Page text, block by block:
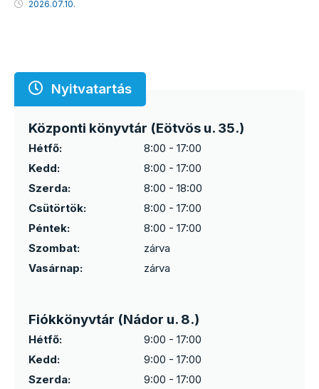
2026.07.10.
Nyitvatartás
Központi könyvtár (Eötvös u. 35.)
Hétfő:
8:00 - 17:00
Kedd:
8:00 - 17:00
Szerda:
8:00 - 18:00
Csütörtök:
8:00 - 17:00
Péntek:
8:00 - 17:00
Szombat:
zárva
Vasárnap:
zárva
Fiókkönyvtár (Nádor u. 8.)
Hétfő:
9:00 - 17:00
Kedd:
9:00 - 17:00
Szerda:
9:00 - 17:00